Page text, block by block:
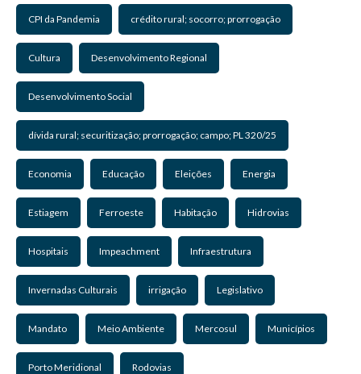
CPI da Pandemia crédito rural; socorro; prorrogação
Cultura Desenvolvimento Regional
Desenvolvimento Social
dívida rural; securitização; prorrogação; campo; PL 320/25
Economia Educação Eleições Energia
Estiagem Ferroeste Habitação Hidrovias
Hospitais Impeachment Infraestrutura
Invernadas Culturais irrigação Legislativo
Mandato Meio Ambiente Mercosul Municípios
Porto Meridional Rodovias